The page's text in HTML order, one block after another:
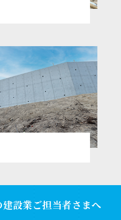
設業ご担当者さまへ